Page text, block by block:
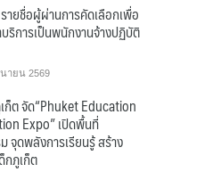
ายชื่อผู้ผ่านการคัดเลือกเพื่อ
บริการเป็นพนักงานจ้างปฏิบัติ
ายน 2569
ก็ต จัด“Phuket Education
Expo” เปิดพื้นที่
จุดพลังการเรียนรู้ สร้าง
กภูเก็ต